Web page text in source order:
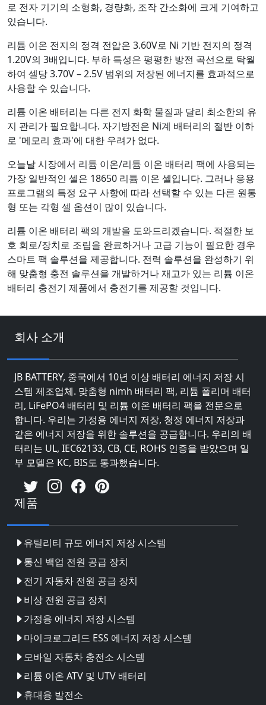
로 전자 기기의 소형화, 경량화, 조작 간소화에 크게 기여하고
있습니다.
리튬 이온 전지의 정격 전압은 3.60V로 Ni 기반 전지의 정격
1.20V의 3배입니다. 부하 특성은 평평한 방전 곡선으로 탁월
하여 셀당 3.70V – 2.5V 범위의 저장된 에너지를 효과적으로
사용할 수 있습니다.
리튬 이온 배터리는 다른 전지 화학 물질과 달리 최소한의 유
지 관리가 필요합니다. 자기방전은 Ni계 배터리의 절반 이하
로 '메모리 효과'에 대한 우려가 없다.
오늘날 시장에서 리튬 이온/리튬 이온 배터리 팩에 사용되는
가장 일반적인 셀은 18650 리튬 이온 셀입니다. 그러나 응용
프로그램의 특정 요구 사항에 따라 선택할 수 있는 다른 원통
형 또는 각형 셀 옵션이 많이 있습니다.
리튬 이온 배터리 팩의 개발을 도와드리겠습니다. 적절한 보
호 회로/장치로 조립을 완료하거나 고급 기능이 필요한 경우
스마트 팩 솔루션을 제공합니다. 전력 솔루션을 완성하기 위
해 맞춤형 충전 솔루션을 개발하거나 재고가 있는 리튬 이온
배터리 충전기 제품에서 충전기를 제공할 것입니다.
회사 소개
JB BATTERY, 중국에서 10년 이상 배터리 에너지 저장 시
스템 제조업체. 맞춤형 nimh 배터리 팩, 리튬 폴리머 배터
리, LiFePO4 배터리 및 리튬 이온 배터리 팩을 전문으로
합니다. 우리는 가정용 에너지 저장, 청정 에너지 저장과
같은 에너지 저장을 위한 솔루션을 공급합니다. 우리의 배
터리는 UL, IEC62133, CB, CE, ROHS 인증을 받았으며 일
부 모델은 KC, BIS도 통과했습니다.
제품
유틸리티 규모 에너지 저장 시스템
통신 백업 전원 공급 장치
전기 자동차 전원 공급 장치
비상 전원 공급 장치
가정용 에너지 저장 시스템
마이크로그리드 ESS 에너지 저장 시스템
모바일 자동차 충전소 시스템
리튬 이온 ATV 및 UTV 배터리
휴대용 발전소